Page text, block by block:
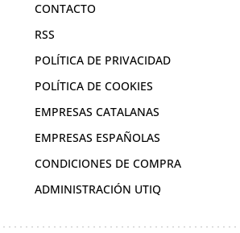
CONTACTO
RSS
POLÍTICA DE PRIVACIDAD
POLÍTICA DE COOKIES
EMPRESAS CATALANAS
EMPRESAS ESPAÑOLAS
CONDICIONES DE COMPRA
ADMINISTRACIÓN UTIQ